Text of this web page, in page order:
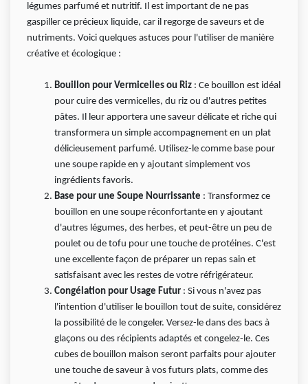
légumes parfumé et nutritif. Il est important de ne pas
gaspiller ce précieux liquide, car il regorge de saveurs et de
nutriments. Voici quelques astuces pour l'utiliser de manière
créative et écologique :
Bouillon pour Vermicelles ou Riz : Ce bouillon est idéal
pour cuire des vermicelles, du riz ou d'autres petites
pâtes. Il leur apportera une saveur délicate et riche qui
transformera un simple accompagnement en un plat
délicieusement parfumé. Utilisez-le comme base pour
une soupe rapide en y ajoutant simplement vos
ingrédients favoris.
Base pour une Soupe Nourrissante : Transformez ce
bouillon en une soupe réconfortante en y ajoutant
d'autres légumes, des herbes, et peut-être un peu de
poulet ou de tofu pour une touche de protéines. C'est
une excellente façon de préparer un repas sain et
satisfaisant avec les restes de votre réfrigérateur.
Congélation pour Usage Futur : Si vous n'avez pas
l'intention d'utiliser le bouillon tout de suite, considérez
la possibilité de le congeler. Versez-le dans des bacs à
glaçons ou des récipients adaptés et congelez-le. Ces
cubes de bouillon maison seront parfaits pour ajouter
une touche de saveur à vos futurs plats, comme des